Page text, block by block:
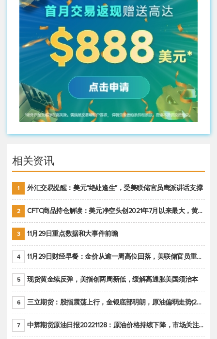
相关资讯
1 外汇交易提醒：美元“绝处逢生”，受美联储官员鹰派讲话支撑
2 CFTC商品持仓解读：美元净空头创2021年7月以来最大，黄金期货投机性净多头头寸减少
3 11月29日重点数据和大事件前瞻
4 11月29日财经早餐：金价从逾一周高位回落，美联储官员重申鹰派立场推动美元回升
5 现货黄金续反弹，美指创两周新低，缓解高通胀美国须治本
6 三立期货：股指震荡上行，金银底部明朗，原油偏弱走势(20221128收评)
7 中辉期货原油日报20221128：原油价格持续下降，市场关注OPEC+新一轮产能政策